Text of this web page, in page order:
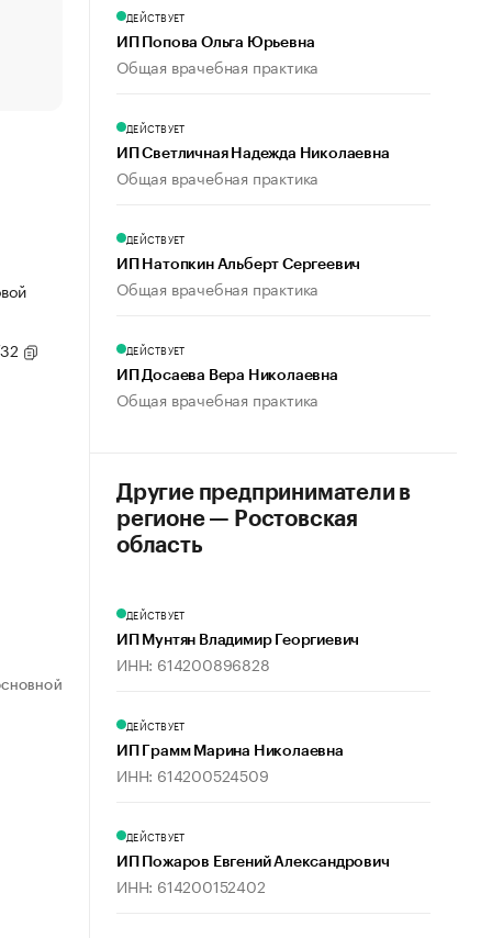
Что обвинения против Павла Дурова значат для
пользователей
ДЕЙСТВУЕТ
ИП Попова Ольга Юрьевна
Общая врачебная практика
ДЕЙСТВУЕТ
ИП Светличная Надежда Николаевна
Общая врачебная практика
ДЕЙСТВУЕТ
ИП Натопкин Альберт Сергеевич
Общая врачебная практика
ДЕЙСТВУЕТ
ИП Досаева Вера Николаевна
Общая врачебная практика
Другие предприниматели в
регионе — Ростовская
область
ДЕЙСТВУЕТ
ИП Мунтян Владимир Георгиевич
ИНН: 614200896828
ДЕЙСТВУЕТ
ИП Грамм Марина Николаевна
ИНН: 614200524509
ДЕЙСТВУЕТ
ИП Пожаров Евгений Александрович
ИНН: 614200152402